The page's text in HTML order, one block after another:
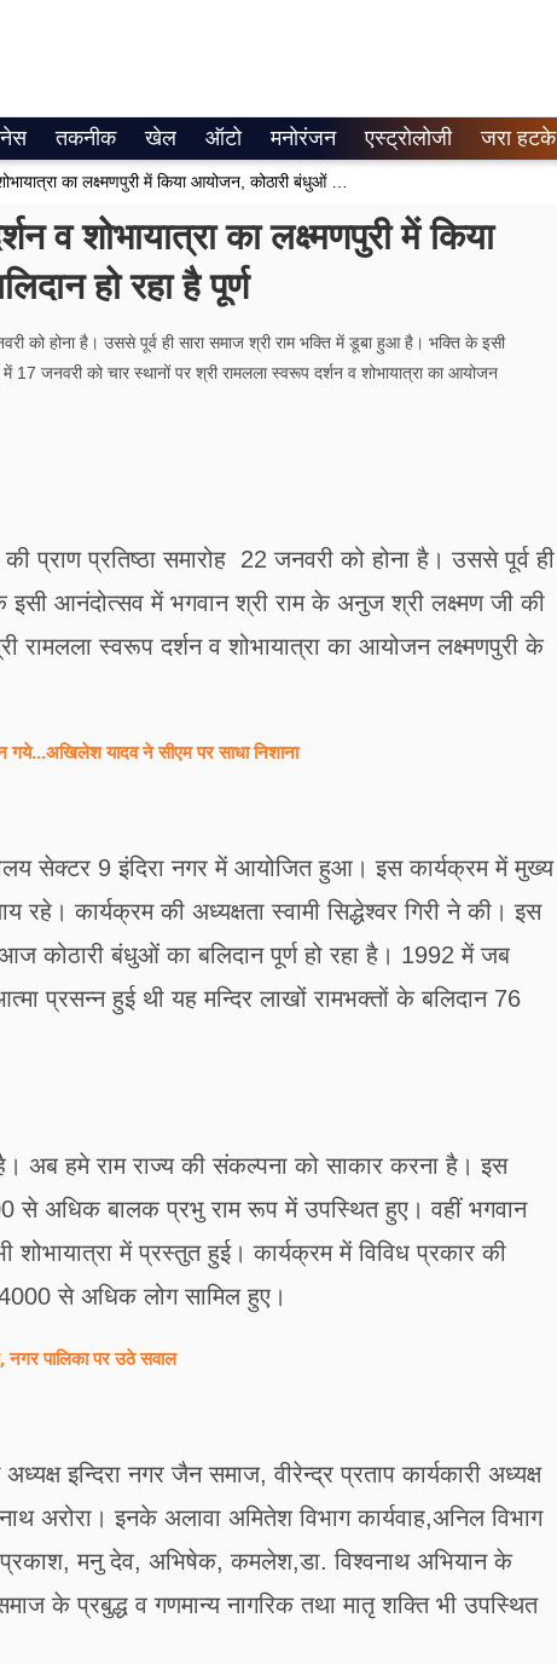
तकनीक खेल ऑटो मनोरंजन एस्ट्रोलोजी जरा हटके
व शोभायात्रा का लक्ष्मणपुरी में किया
हो रहा है पूर्ण
को होना है। उससे पूर्व ही सारा समाज श्री राम भक्ति में डूबा हुआ है। भक्ति के इसी
17 जनवरी को चार स्थानों पर श्री रामलला स्वरूप दर्शन व शोभायात्रा का आयोजन
प्राण प्रतिष्ठा समारोह 22 जनवरी को होना है। उससे पूर्व ही
आनंदोत्सव में भगवान श्री राम के अनुज श्री लक्ष्मण जी की
रामलला स्वरूप दर्शन व शोभायात्रा का आयोजन लक्ष्मणपुरी के
यादव ने सीएम पर साधा​ निशाना
सेक्टर 9 इंदिरा नगर में आयोजित हुआ। इस कार्यक्रम में मुख्य
कार्यक्रम की अध्यक्षता स्वामी सिद्धेश्वर गिरी ने की। इस
कोठारी बंधुओं का बलिदान पूर्ण हो रहा है। 1992 में जब
प्रसन्न हुई थी यह मन्दिर लाखों रामभक्तों के बलिदान 76
अब हमे राम राज्य की संकल्पना को साकार करना है। इस
से अधिक बालक प्रभु राम रूप में उपस्थित हुए। वहीं भगवान
शोभायात्रा में प्रस्तुत हुई। कार्यक्रम में विविध प्रकार की
4000 से अधिक लोग सामिल हुए।
नगर पालिका पर उठे सवाल
इन्दिरा नगर जैन समाज, वीरेन्द्र प्रताप कार्यकारी अध्यक्ष
अरोरा। इनके अलावा अमितेश विभाग कार्यवाह,अनिल विभाग
मनु देव, अभिषेक, कमलेश,डा. विश्वनाथ अभियान के
के प्रबुद्ध व गणमान्य नागरिक तथा मातृ शक्ति भी उपस्थित